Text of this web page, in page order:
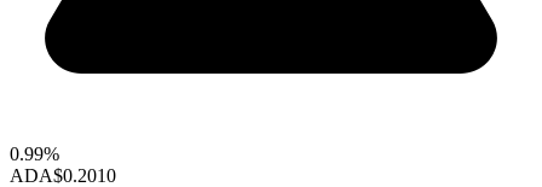
0.99%
ADA$0.2010